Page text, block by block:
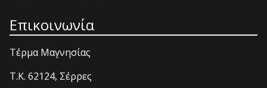
Επικοινωνία
Τέρμα Μαγνησίας
T.K. 62124, Σέρρες